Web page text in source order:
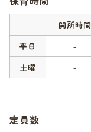
開所時間
平日
-
土曜
-
定員数